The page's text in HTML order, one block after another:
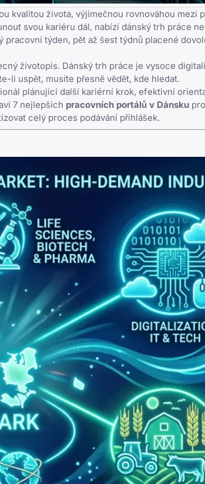
kvalitou života, výjimečnou rovnováhou mezi
svou kariéru dál, nabízí dánský trh práce
týden, pět až šest týdnů placené
životopis. Dánský trh práce je vysoce
li uspět, musíte přesně vědět, kde hledat.
plánující další kariérní krok, efektivní
7 nejlepších pracovních portálů v Dánsku
celý proces podávání přihlášek.